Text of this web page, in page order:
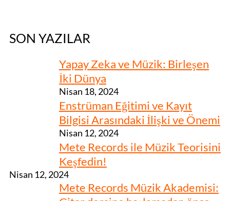
SON YAZILAR
Yapay Zeka ve Müzik: Birleşen
İki Dünya
Nisan 18, 2024
Enstrüman Eğitimi ve Kayıt
Bilgisi Arasındaki İlişki ve Önemi
Nisan 12, 2024
Mete Records ile Müzik Teorisini
Keşfedin!
Nisan 12, 2024
Mete Records Müzik Akademisi: